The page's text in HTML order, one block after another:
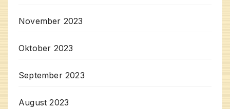
November 2023
Oktober 2023
September 2023
August 2023